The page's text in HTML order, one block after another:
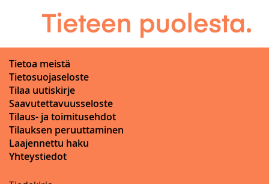
Tietoa meistä
Tietosuojaseloste
Tilaa uutiskirje
Saavutettavuusseloste
Tilaus- ja toimitusehdot
Tilauksen peruuttaminen
Laajennettu haku
Yhteystiedot